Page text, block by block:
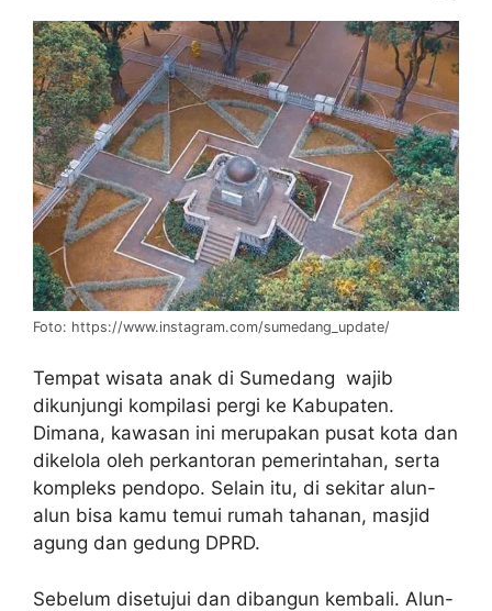
Foto: https://www.instagram.com/sumedang_update/
Tempat wisata anak di Sumedang wajib
dikunjungi kompilasi pergi ke Kabupaten.
Dimana, kawasan ini merupakan pusat kota dan
dikelola oleh perkantoran pemerintahan, serta
kompleks pendopo. Selain itu, di sekitar alun-
alun bisa kamu temui rumah tahanan, masjid
agung dan gedung DPRD.
Sebelum disetujui dan dibangun kembali. Alun-